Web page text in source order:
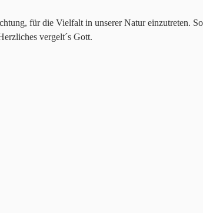
für die Vielfalt in unserer Natur einzutreten.
vergelt´s Gott.